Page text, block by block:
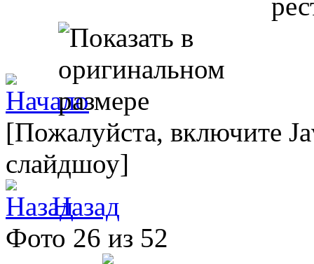
[Пожалуйста, включите
слайдшоу]
Назад
Фото 26 из 52